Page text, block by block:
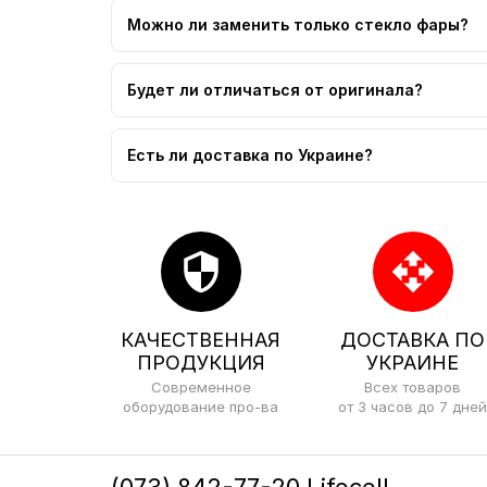
Можно ли заменить только стекло фары?
Будет ли отличаться от оригинала?
Есть ли доставка по Украине?
security
КАЧЕСТВЕННАЯ
ПРОДУКЦИЯ
Современное
оборудование про-ва
open_with
ДОСТАВКА ПО
УКРАИНЕ
Всех товаров
от 3 часов до 7 дней